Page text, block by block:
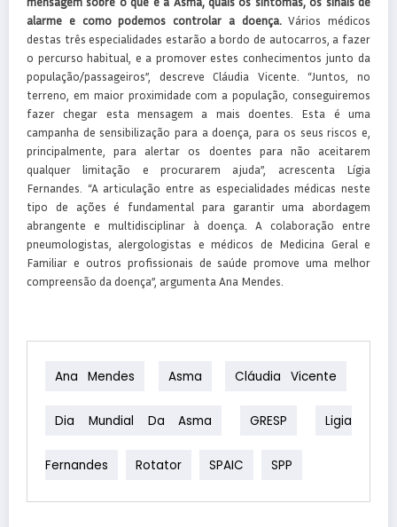
alarme e como podemos controlar a doença.Vários médicos
destas três especialidades estarão a bordo de autocarros, a fazer
o percurso habitual, e a promover estes conhecimentos junto da
população/passageiros”, descreve Cláudia Vicente. “Juntos, no
terreno, em maior proximidade com a população, conseguiremos
fazer chegar esta mensagem a mais doentes. Esta é uma
campanha de sensibilização para a doença, para os seus riscos e,
principalmente, para alertar os doentes para não aceitarem
qualquer limitação e procurarem ajuda”, acrescenta Lígia
Fernandes. “A articulação entre as especialidades médicas neste
tipo de ações é fundamental para garantir uma abordagem
abrangente e multidisciplinar à doença. A colaboração entre
pneumologistas, alergologistas e médicos de Medicina Geral e
Familiar e outros profissionais de saúde promove uma melhor
compreensão da doença”, argumenta Ana Mendes.
Ana Mendes Asma Cláudia Vicente
Dia Mundial Da Asma GRESP Ligia
Fernandes Rotator SPAIC SPP